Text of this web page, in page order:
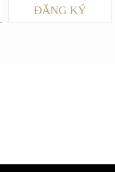
ĐĂNG KÝ